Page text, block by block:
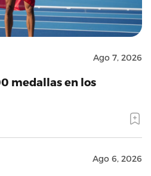
Ago 7, 2026
medallas en los
Ago 6, 2026